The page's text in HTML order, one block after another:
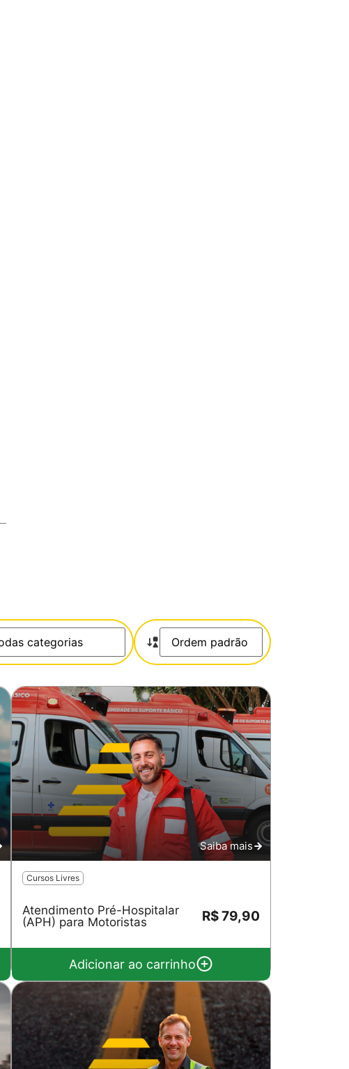
Saiba mais
Cursos Livres
Atendimento Pré-Hospitalar
(APH) para Motoristas
R$ 79,90
Adicionar ao carrinho